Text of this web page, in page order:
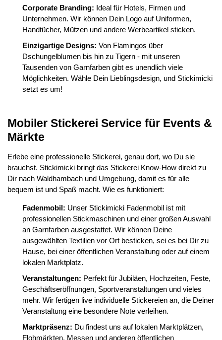
Corporate Branding: Ideal für Hotels, Firmen und
Unternehmen. Wir können Dein Logo auf Uniformen,
Handtücher, Mützen und andere Werbeartikel sticken.
Einzigartige Designs: Von Flamingos über
Dschungelblumen bis hin zu Tigern - mit unseren
Tausenden von Garnfarben gibt es unendlich viele
Möglichkeiten. Wähle Dein Lieblingsdesign, und Stickimicki
setzt es um!
Mobiler Stickerei Service für Events &
Märkte
Erlebe eine professionelle Stickerei, genau dort, wo Du sie
brauchst. Stickimicki bringt das Stickerei Know-How direkt zu
Dir nach Waldhambach und Umgebung, damit es für alle
bequem ist und Spaß macht. Wie es funktioniert:
Fadenmobil: Unser Stickimicki Fadenmobil ist mit
professionellen Stickmaschinen und einer großen Auswahl
an Garnfarben ausgestattet. Wir können Deine
ausgewählten Textilien vor Ort besticken, sei es bei Dir zu
Hause, bei einer öffentlichen Veranstaltung oder auf einem
lokalen Marktplatz.
Veranstaltungen: Perfekt für Jubiläen, Hochzeiten, Feste,
Geschäftseröffnungen, Sportveranstaltungen und vieles
mehr. Wir fertigen live individuelle Stickereien an, die Deiner
Veranstaltung eine besondere Note verleihen.
Marktpräsenz: Du findest uns auf lokalen Marktplätzen,
Flohmärkten, Messen und anderen öffentlichen